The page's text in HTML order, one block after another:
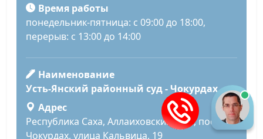
Время работы
понедельник-пятница: с 09:00 до 18:00,
перерыв: с 13:00 до 14:00
Наименование
Усть-Янский районный суд - Чокурдах
Адрес
Республика Саха, Аллаиховский улус, поселок
Чокурдах, улица Кальвица, 19